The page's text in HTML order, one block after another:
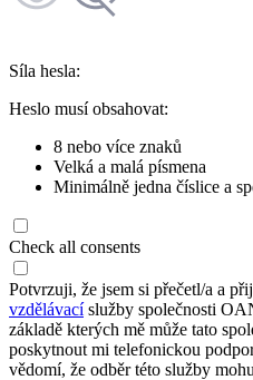
Síla hesla:
Heslo musí obsahovat:
8 nebo více znaků
Velká a malá písmena
Minimálně jedna číslice a
Check all consents
Potvrzuji, že jsem si přečetl/a a
vzdělávacíslužby společnosti
základě kterých mě může tato
poskytnout mi telefonickou
vědomí, že odběr této služby